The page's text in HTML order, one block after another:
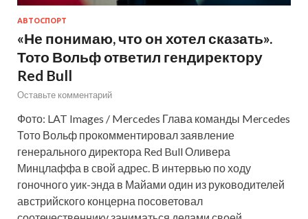
АВТОСПОРТ
«Не понимаю, что он хотел сказать».
Тото Вольф ответил гендиректору
Red Bull
Оставьте комментарий
Фото: LAT Images / Mercedes Глава команды Mercedes
Тото Вольф прокомментировал заявление
генерального директора Red Bull Оливера
Минцлаффа в свой адрес. В интервью по ходу
гоночного уик-энда в Майами один из руководителей
австрийского концерна посоветовал